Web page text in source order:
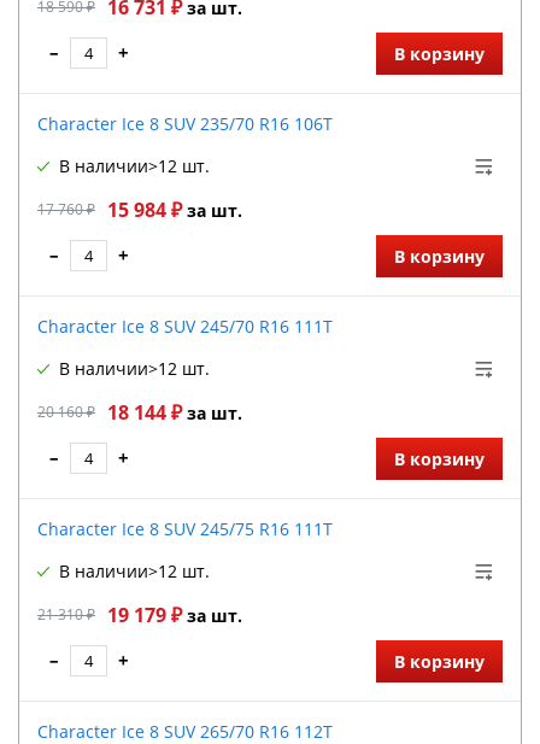
18 590 ₽ 16 731 ₽за шт.
– + В корзину
Character Ice 8 SUV 235/70 R16 106T
17 760 ₽ 15 984 ₽за шт.
В наличии>12 шт.
– + В корзину
Character Ice 8 SUV 245/70 R16 111T
20 160 ₽ 18 144 ₽за шт.
В наличии>12 шт.
– + В корзину
Character Ice 8 SUV 245/75 R16 111T
21 310 ₽ 19 179 ₽за шт.
В наличии>12 шт.
– + В корзину
Character Ice 8 SUV 265/70 R16 112T